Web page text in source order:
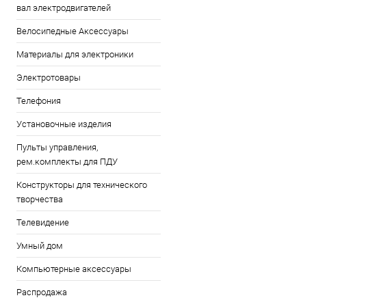
вал электродвигателей
Велосипедные Аксессуары
Материалы для электроники
Электротовары
Телефония
Установочные изделия
Пульты управления,
рем.комплекты для ПДУ
Конструкторы для технического
творчества
Телевидение
Умный дом
Компьютерные аксессуары
Распродажа